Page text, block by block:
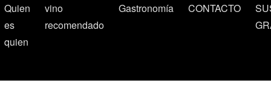
Quien
es
quien
vino
recomendado
Gastronomía CONTACTO